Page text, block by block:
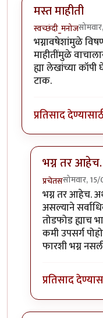
मस्त माहीती
स्वच्छंदी_मनोज
भग्नावषेशांमुळे
माहीतींमुळे
ह्या लेखांच्या
टाक.
प्रतिसाद
भग्न तर आहेच.
प्रचेतससोमवार,
In reply to
भग्न तर आहेच.
असल्याने
तोडफोड ह्याच
कमी उपसर्ग
फारशी भग्न
प्रतिसाद